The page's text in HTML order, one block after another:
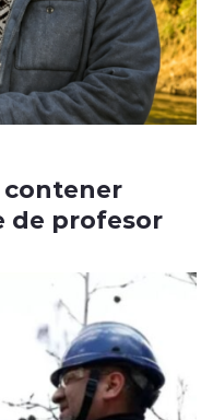
contener
de profesor